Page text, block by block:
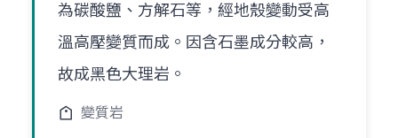
為碳酸鹽、方解石等，經地殼變動受高
溫高壓變質而成。因含石墨成分較高，
故成黑色大理岩。
變質岩